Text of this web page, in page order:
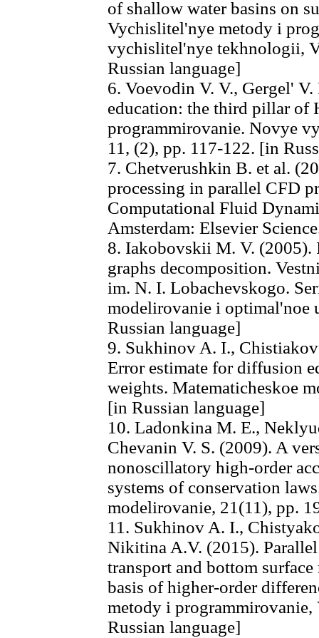
of shallow water basins on
Vychislitel'nye metody i
vychislitel'nye tekhnologii,
Russian language]
6. Voevodin V. V., Gergel'
education: the third pillar of
programmirovanie. Novye
11, (2), pp. 117-122. [in
7. Chetverushkin В. et al.
processing in parallel CFD
Computational Fluid
Amsterdam: Elsevier
8. Iakobovskii M. V. (2005).
graphs decomposition.
im. N. I. Lobachevskogo.
modelirovanie i optimal'noe
Russian language]
9. Sukhinov A. I.,
Error estimate for diffusion
weights. Matematicheskoe
[in Russian language]
10. Ladonkina M. E.,
Chevanin V. S. (2009). A
nonoscillatory high-order
systems of conservation
modelirovanie, 21(11), pp.
11. Sukhinov A. I.,
Nikitina A.V. (2015).
transport and bottom
basis of higher-order
metody i
Russian language]